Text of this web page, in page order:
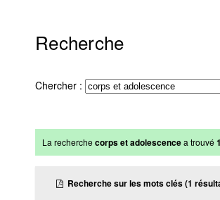
Recherche
Chercher :
La recherchecorps et adolescencea trouvé
Recherche sur les mots clés (1